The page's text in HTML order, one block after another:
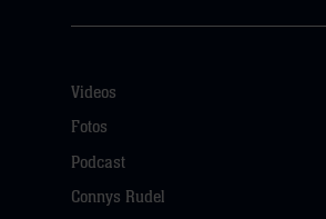
Videos
Fotos
Podcast
Connys Rudel